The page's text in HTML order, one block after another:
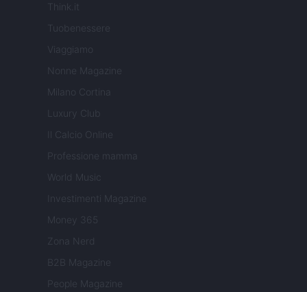
Think.it
Tuobenessere
Viaggiamo
Nonne Magazine
Milano Cortina
Luxury Club
Il Calcio Online
Professione mamma
World Music
Investimenti Magazine
Money 365
Zona Nerd
B2B Magazine
People Magazine